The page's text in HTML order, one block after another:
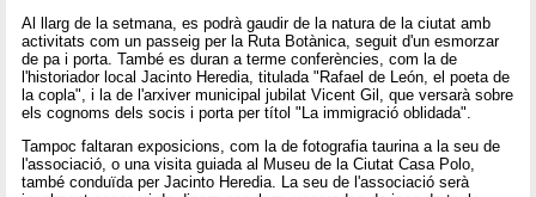
Al llarg de la setmana, es podrà gaudir de la natura de la ciutat amb
activitats com un passeig per la Ruta Botànica, seguit d'un esmorzar
de pa i porta. També es duran a terme conferències, com la de
l'historiador local Jacinto Heredia, titulada "Rafael de León, el poeta de
la copla", i la de l'arxiver municipal jubilat Vicent Gil, que versarà sobre
els cognoms dels socis i porta per títol "La immigració oblidada".
Tampoc faltaran exposicions, com la de fotografia taurina a la seu de
l'associació, o una visita guiada al Museu de la Ciutat Casa Polo,
també conduïda per Jacinto Heredia. La seu de l'associació serà